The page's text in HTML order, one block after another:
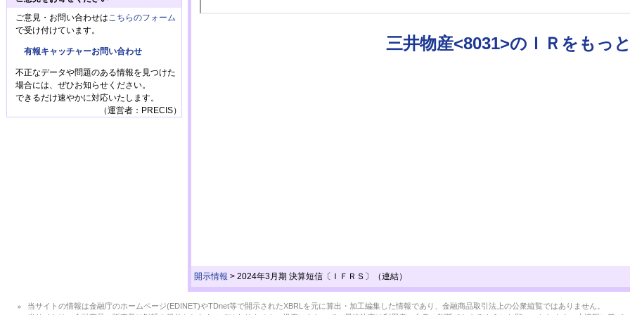
三井物産<8031>のＩＲをもっ
開示情報 > 2024年3月期 決算短信〔ＩＦＲＳ〕（連結）
ご意見・お問い合わせは こちらのフォーム
で受け付けています。
有報キャッチャーお問い合わせ
不正なデータや問題のある情報を見つけた
場合には、ぜひお知らせください。
できるだけ速やかに対応いたします。
（運営者：PRECIS）
当サイトの情報は金融庁のホームページ(EDINET)やTDnet等で開示されたXBRLを元に算出・加工編集した情報であり、金融商品取引法上の公衆縦覧ではありません。